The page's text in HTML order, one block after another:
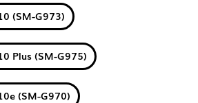
(SM-G973)
Plus (SM-G975)
(SM-G970)